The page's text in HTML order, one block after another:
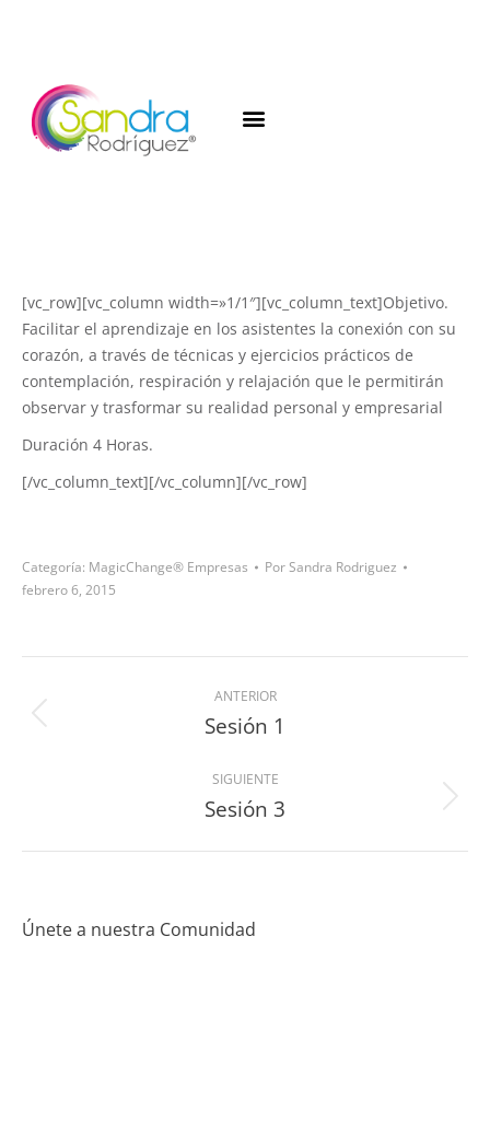
[vc_row][vc_column width=»1/1″][vc_column_text]Objetivo.
Facilitar el aprendizaje en los asistentes la conexión con su
corazón, a través de técnicas y ejercicios prácticos de
contemplación, respiración y relajación que le permitirán
observar y trasformar su realidad personal y empresarial
Duración 4 Horas.
[/vc_column_text][/vc_column][/vc_row]
Categoría: MagicChange® Empresas PorSandra Rodriguez
febrero 6, 2015
ANTERIOR
Sesión 1
SIGUIENTE
Sesión 3
Únete a nuestra Comunidad